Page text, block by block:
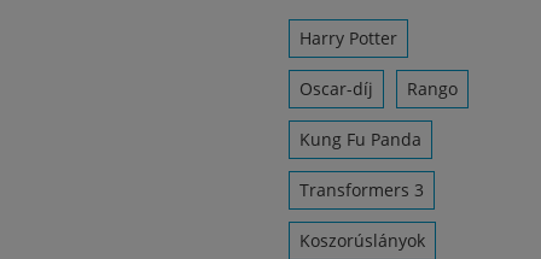
Harry Potter
Oscar-díj Rango
Kung Fu Panda
Transformers 3
Koszorúslányok